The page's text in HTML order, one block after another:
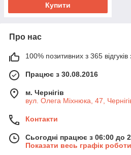
Купити
Про нас
100% позитивних з 365 відгуків
Працює з 30.08.2016
м. Чернігів
вул. Олега Міхнюка, 47,
Контакти
Сьогодні працює з 06:00 до
Показати весь графік роботи